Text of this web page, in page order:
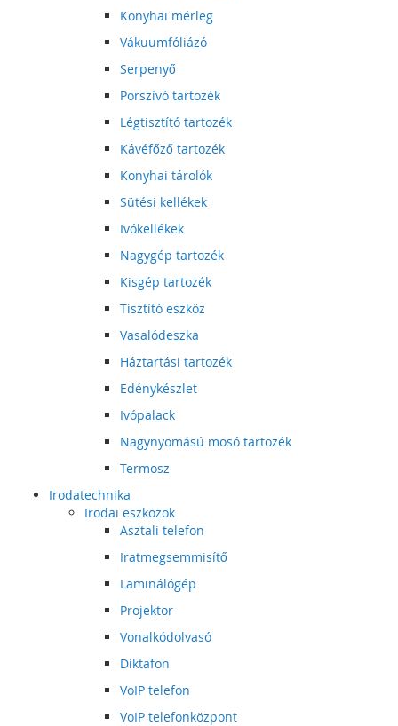
Konyhai mérleg
Vákuumfóliázó
Serpenyő
Porszívó tartozék
Légtisztító tartozék
Kávéfőző tartozék
Konyhai tárolók
Sütési kellékek
Ivókellékek
Nagygép tartozék
Kisgép tartozék
Tisztító eszköz
Vasalódeszka
Háztartási tartozék
Edénykészlet
Ivópalack
Nagynyomású mosó tartozék
Termosz
Irodatechnika
Irodai eszközök
Asztali telefon
Iratmegsemmisítő
Laminálógép
Projektor
Vonalkódolvasó
Diktafon
VoIP telefon
VoIP telefonközpont